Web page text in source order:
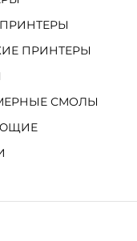
ПРИНТЕРЫ
ПРИНТЕРЫ
СМОЛЫ